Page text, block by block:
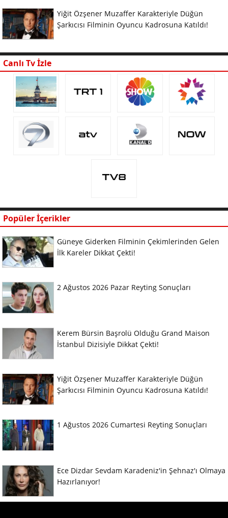
Yiğit Özşener Muzaffer Karakteriyle Düğün
Şarkıcısı Filminin Oyuncu Kadrosuna Katıldı!
Canlı Tv İzle
Popüler İçerikler
Güneye Giderken Filminin Çekimlerinden Gelen
İlk Kareler Dikkat Çekti!
2 Ağustos 2026 Pazar Reyting Sonuçları
Kerem Bürsin Başrolü Olduğu Grand Maison
İstanbul Dizisiyle Dikkat Çekti!
Yiğit Özşener Muzaffer Karakteriyle Düğün
Şarkıcısı Filminin Oyuncu Kadrosuna Katıldı!
1 Ağustos 2026 Cumartesi Reyting Sonuçları
Ece Dizdar Sevdam Karadeniz'in Şehnaz'ı Olmaya
Hazırlanıyor!